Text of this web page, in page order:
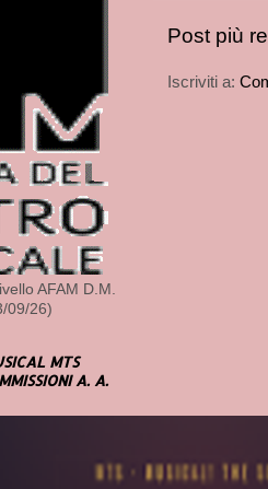
Post più
Iscriviti a:
AFAM D.M.
09/26)
MTS
A. A.